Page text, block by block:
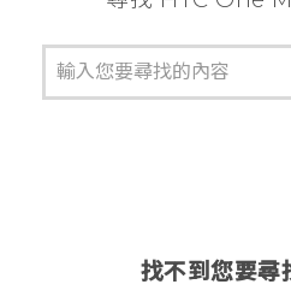
找不到您要尋